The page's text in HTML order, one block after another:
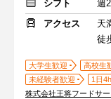
シフト
週
アクセス
天
徒
大学生歓迎 高校生
未経験者歓迎
1日
株式会社王将フードサ